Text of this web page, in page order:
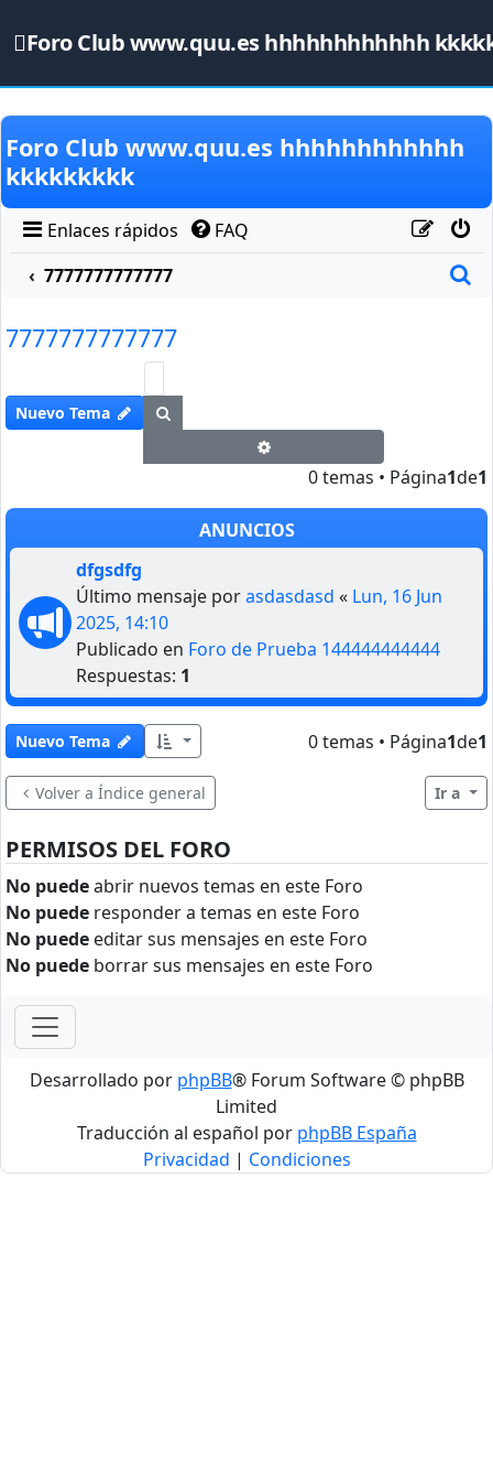
Foro Club www.quu.es hhhhhhhhhhhh
Obviar
Foro Club www.quu.es hhhhhhhhhhhh
kkkkkkkkk
Enlaces rápidos
FAQ
7777777777777
7777777777777
Nuevo Tema
0 temas • Página1de1
ANUNCIOS
dfgsdfg
Último mensaje porasdasdasd « Lun, 16 Jun
2025, 14:10
Publicado en Foro de Prueba 144444444444
Respuestas: 1
Nuevo Tema 0 temas • Página1de1
Volver a Índice general Ir a
PERMISOS DEL FORO
No puedeabrir nuevos temas en este Foro
No puede responder a temas en este Foro
No puede editar sus mensajes en este Foro
No puede borrar sus mensajes en este Foro
Desarrollado por phpBB® Forum Software © phpBB
Limited
Traducción al español por phpBB España
Privacidad | Condiciones